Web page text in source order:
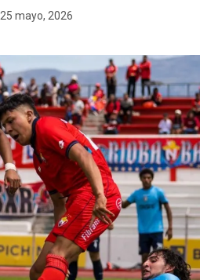
25 mayo, 2026